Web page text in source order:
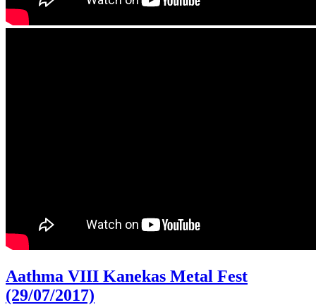
Aathma VIII Kanekas Metal Fest
(29/07/2017)